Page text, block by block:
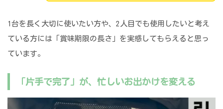
1台を長く大切に使いたい方や、2人目でも使用したいと考え
ている方には「賞味期限の長さ」を実感してもらえると思っ
ています。
「片手で完了」が、忙しいお出かけを変える